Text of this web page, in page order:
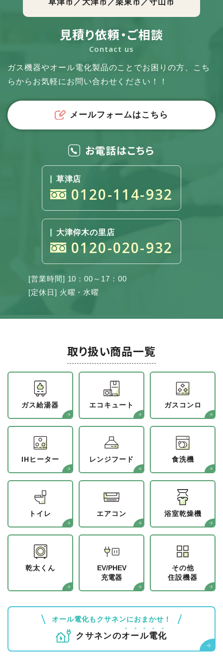
見積り依頼・ご相談
Contact us
ガス機器やオール電化製品のことでお困りの方、
こち
らからお気軽にお問い合わせください！！
メールフォームはこちら
お電話はこちら
草津店
0120-114-932
大津仰木の里店
0120-020-932
[営業時間] 10：00～17：00
[定休日] 火曜・水曜
取り扱い商品一覧
ガス給湯器 エコキュート ガスコンロ
IHヒーター レンジフード 食洗機
トイレ エアコン 浴室乾燥機
乾太くん
EV/PHEV
充電器
その他
住設機器
オール電化もクサネンにおまかせ！
クサネンのオール電化